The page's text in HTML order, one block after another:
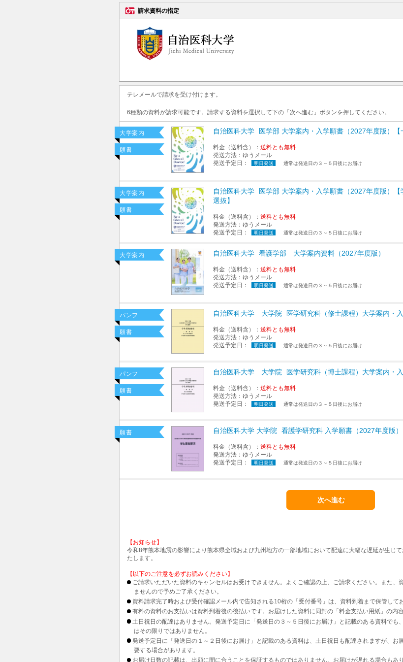
請求資料の指定
テレメールで請求を受け付けます。
6種類の資料が請求可能です。請求する資料を選択して下の「次へ進む」ボタンを押してください。
大学案内
願書
自治医科大学 医学部 大学案内・入学願書（2027年度版）【
料金（送料含）： 送料とも無料
発送方法： ゆうメール
発送予定日：
明日発送 通常は発送日の３～５日後にお届け
大学案内
願書
自治医科大学
医学部 大学案内・入学願書（2027年度版）
選抜】
料金（送料含）： 送料とも無料
発送方法： ゆうメール
発送予定日：
明日発送 通常は発送日の３～５日後にお届け
大学案内 自治医科大学 看護学部 大学案内資料（2027年度版）
料金（送料含）： 送料とも無料
発送方法： ゆうメール
発送予定日：
明日発送 通常は発送日の３～５日後にお届け
パンフ
願書
自治医科大学 大学院 医学研究科（修士課程）大学案内・
料金（送料含）： 送料とも無料
発送方法： ゆうメール
発送予定日：
明日発送 通常は発送日の３～５日後にお届け
パンフ
願書
自治医科大学 大学院 医学研究科（博士課程）大学案内・
料金（送料含）： 送料とも無料
発送方法： ゆうメール
発送予定日：
明日発送 通常は発送日の３～５日後にお届け
願書 自治医科大学 大学院 看護学研究科 入学願書（2027年度版）
料金（送料含）： 送料とも無料
発送方法： ゆうメール
発送予定日：
明日発送 通常は発送日の３～５日後にお届け
【お知らせ】
令和8年熊本地震の影響により熊本県全域および九州地方の一部地域において配達に大幅な遅延が生じ
たします。
【以下のご注意を必ずお読みください】
ご請求いただいた資料のキャンセルはお受けできません。よくご確認の上、ご請求ください。また、
ませんので予めご了承ください。
資料請求完了時および受付確認メール内で告知される10桁の「受付番号」は、資料到着まで保管して
有料の資料のお支払いは資料到着後の後払いです。お届けした資料に同封の「料金支払い用紙」の内
土日祝日の配達はありません。発送予定日に「発送日の３～５日後にお届け」と記載のある資料でも
はその限りではありません。
発送予定日に「発送日の１～２日後にお届け」と記載のある資料は、土日祝日も配達されますが、お
要する場合があります。
お届け日数の記載は、出願に間に合うことを保証するものではありません。お届けが遅れる場合もあ